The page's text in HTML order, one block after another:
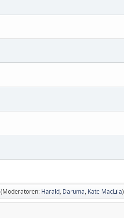
(Moderatoren: Harald, Daruma, Kate MacLila)